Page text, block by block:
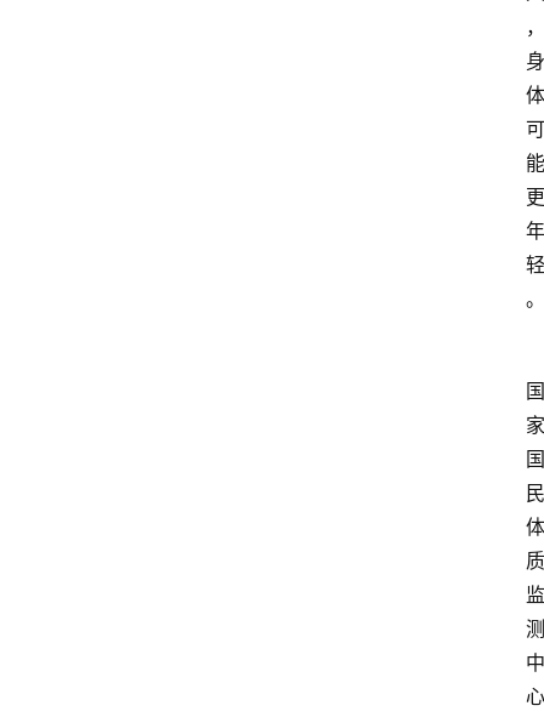
，
身
体
可
能
更
年
轻
。
国
家
国
民
体
质
监
测
中
心